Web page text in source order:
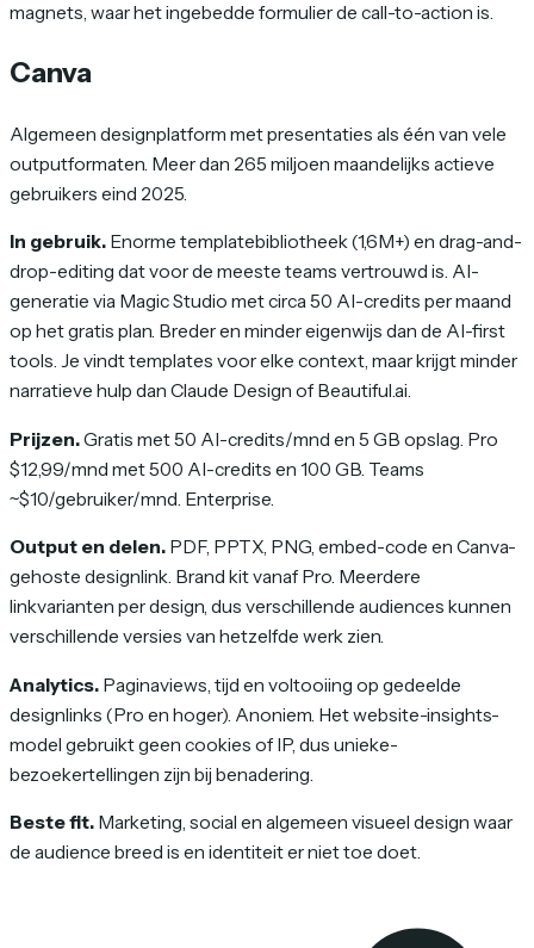
magnets, waar het ingebedde formulier de call-to-action is.
Canva
Algemeen designplatform met presentaties als één van vele
outputformaten. Meer dan 265 miljoen maandelijks actieve
gebruikers eind 2025.
In gebruik. Enorme templatebibliotheek (1,6M+) en drag-and-
drop-editing dat voor de meeste teams vertrouwd is. AI-
generatie via Magic Studio met circa 50 AI-credits per maand
op het gratis plan. Breder en minder eigenwijs dan de AI-first
tools. Je vindt templates voor elke context, maar krijgt minder
narratieve hulp dan Claude Design of Beautiful.ai.
Prijzen.Gratis met 50 AI-credits/mnd en 5 GB opslag. Pro
$12,99/mnd met 500 AI-credits en 100 GB. Teams
~$10/gebruiker/mnd. Enterprise.
Output en delen. PDF, PPTX, PNG, embed-code en Canva-
gehoste designlink. Brand kit vanaf Pro. Meerdere
linkvarianten per design, dus verschillende audiences kunnen
verschillende versies van hetzelfde werk zien.
Analytics. Paginaviews, tijd en voltooiing op gedeelde
designlinks (Pro en hoger). Anoniem. Het website-insights-
model gebruikt geen cookies of IP, dus unieke-
bezoekertellingen zijn bij benadering.
Beste fit. Marketing, social en algemeen visueel design waar
de audience breed is en identiteit er niet toe doet.